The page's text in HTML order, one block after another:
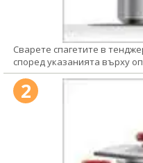
Сварете спагетите в
според указанията върху
2